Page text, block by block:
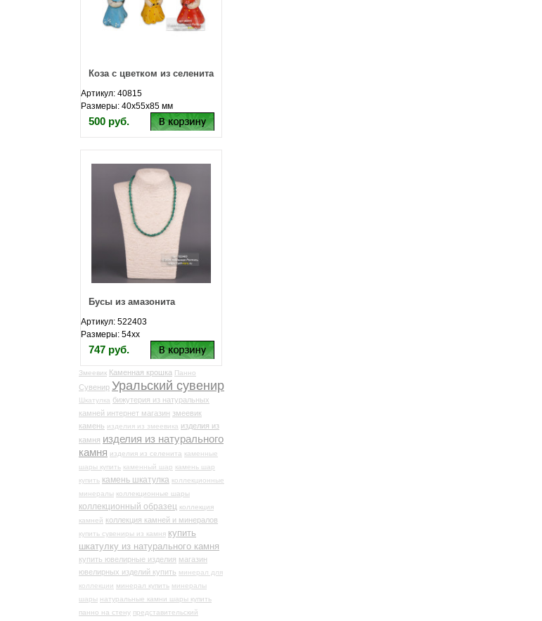
Коза с цветком из селенита
Артикул: 40815
Размеры: 40х55х85 мм
500 руб.
Бусы из амазонита
Артикул: 522403
Размеры: 54хх
747 руб.
Змеевик Каменная крошка Панно
Сувенир Уральский сувенир
Шкатулка бижутерия из натуральных
камней интернет магазин змеевик
камень изделия из змеевика изделия из
камня изделия из натурального
камня изделия из селенита каменные
шары купить каменный шар камень шар
купить камень шкатулка коллекционные
минералы коллекционные шары
коллекционный образец коллекция
камней коллекция камней и минералов
купить сувениры из камня купить
шкатулку из натурального камня
купить ювелирные изделия магазин
ювелирных изделий купить минерал для
коллекции минерал купить минералы
шары натуральные камни шары купить
панно на стену представительский